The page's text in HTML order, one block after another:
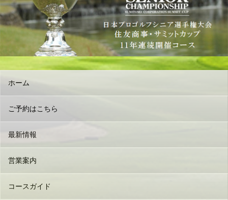
ホーム
ご予約はこちら
最新情報
営業案内
コースガイド